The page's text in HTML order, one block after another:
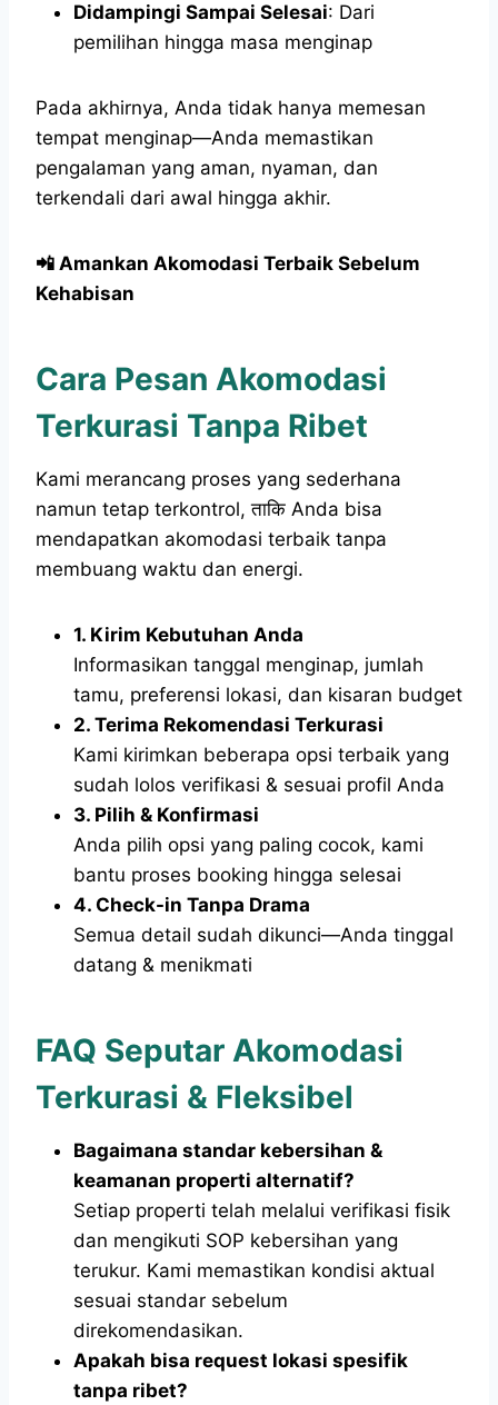
Didampingi Sampai Selesai: Dari
pemilihan hingga masa menginap
Pada akhirnya, Anda tidak hanya memesan
tempat menginap—Anda memastikan
pengalaman yang aman, nyaman, dan
terkendali dari awal hingga akhir.
📲 Amankan Akomodasi Terbaik Sebelum
Kehabisan
Cara Pesan Akomodasi
Terkurasi Tanpa Ribet
Kami merancang proses yang sederhana
namun tetap terkontrol, ताकि Anda bisa
mendapatkan akomodasi terbaik tanpa
membuang waktu dan energi.
1. Kirim Kebutuhan Anda
Informasikan tanggal menginap, jumlah
tamu, preferensi lokasi, dan kisaran budget
2. Terima Rekomendasi Terkurasi
Kami kirimkan beberapa opsi terbaik yang
sudah lolos verifikasi & sesuai profil Anda
3. Pilih & Konfirmasi
Anda pilih opsi yang paling cocok, kami
bantu proses booking hingga selesai
4. Check-in Tanpa Drama
Semua detail sudah dikunci—Anda tinggal
datang & menikmati
FAQ Seputar Akomodasi
Terkurasi & Fleksibel
Bagaimana standar kebersihan &
keamanan properti alternatif?
Setiap properti telah melalui verifikasi fisik
dan mengikuti SOP kebersihan yang
terukur. Kami memastikan kondisi aktual
sesuai standar sebelum
direkomendasikan.
Apakah bisa request lokasi spesifik
tanpa ribet?